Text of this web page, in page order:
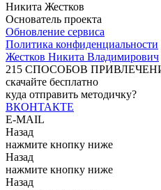
Никита Жестков
Основатель проекта
Обновление сервиса
Политика конфиденциальности
Жестков Никита Владимирович
215 СПОСОБОВ
скачайте бесплатно
куда отправить методичку?
ВКОНТАКТЕ
E-MAIL
Назад
нажмите кнопку ниже
Назад
нажмите кнопку ниже
Назад